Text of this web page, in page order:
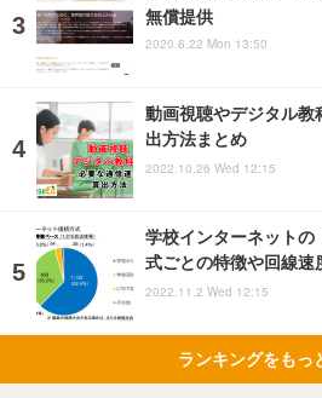
無償提供
2020.6.22 Mon 13:50
動画視聴やデジタル教
出方法まとめ
2022.10.26 Wed 12:15
学校インターネットの
式ごとの特徴や回線速
2022.11.2 Wed 12:15
ランキングをもっ